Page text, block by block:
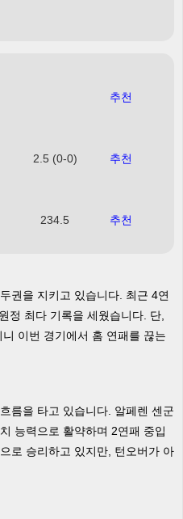
추천
2.5 (0-0) 추천
234.5 추천
권을 지키고 있습니다. 최근 4연
정 최다 기록을 세웠습니다. 단,
이번 경기에서 홈 연패를 끊는
름을 타고 있습니다. 알페렌 센군
능력으로 활약하며 2연패 중입
로 승리하고 있지만, 턴오버가 아